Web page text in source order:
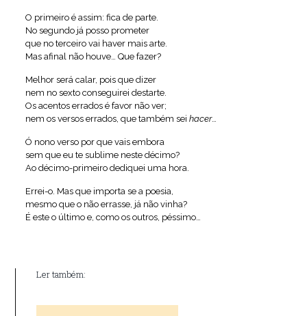
O primeiro é assim: fica de parte.
No segundo já posso prometer
que no terceiro vai haver mais arte.
Mas afinal não houve… Que fazer?
Melhor será calar, pois que dizer
nem no sexto conseguirei destarte.
Os acentos errados é favor não ver;
nem os versos errados, que também sei hacer…
Ó nono verso por que vais embora
sem que eu te sublime neste décimo?
Ao décimo-primeiro dediquei uma hora.
Errei-o. Mas que importa se a poesia,
mesmo que o não errasse, já não vinha?
É este o último e, como os outros, péssimo…
Ler também: